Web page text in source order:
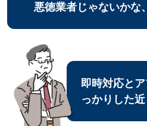
悪徳業者じゃないかな
即時対応と
っかりした